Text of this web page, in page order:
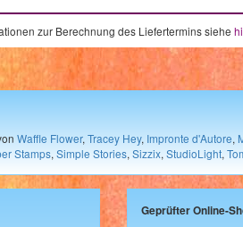
zur Berechnung des Liefertermins siehe
Waffle Flower, Tracey Hey, Impronte d'Autore,
Stamps, Simple Stories, Sizzix, StudioLight,
Geprüfter Online-